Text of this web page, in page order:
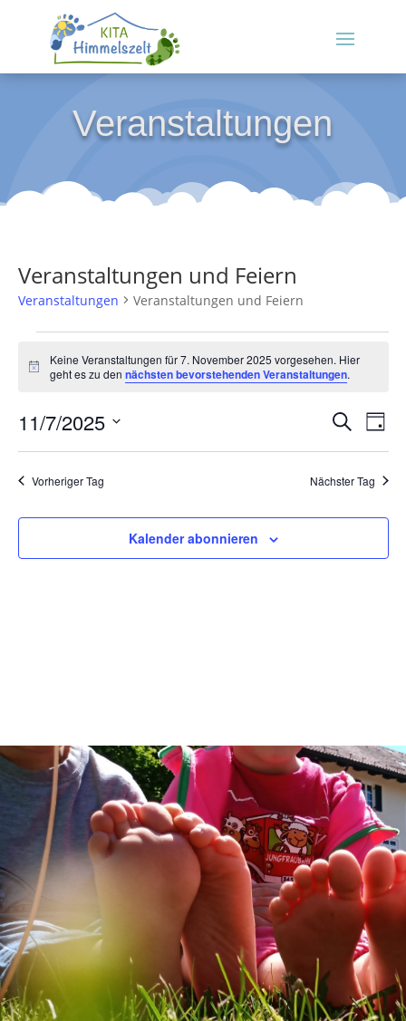
Veranstaltungen
Veranstaltungen und Feiern
Veranstaltungen Veranstaltungen und Feiern
Veranstaltungen
für
November
2025
Hinweis
Keine Veranstaltungen für 7. November 2025 vorgesehen. Hier
geht es zu dennächsten bevorstehenden Veranstaltungen.
Suche
SucheTag
11/7/2025
Vorheriger Tag Nächster Tag
Kalender abonnieren